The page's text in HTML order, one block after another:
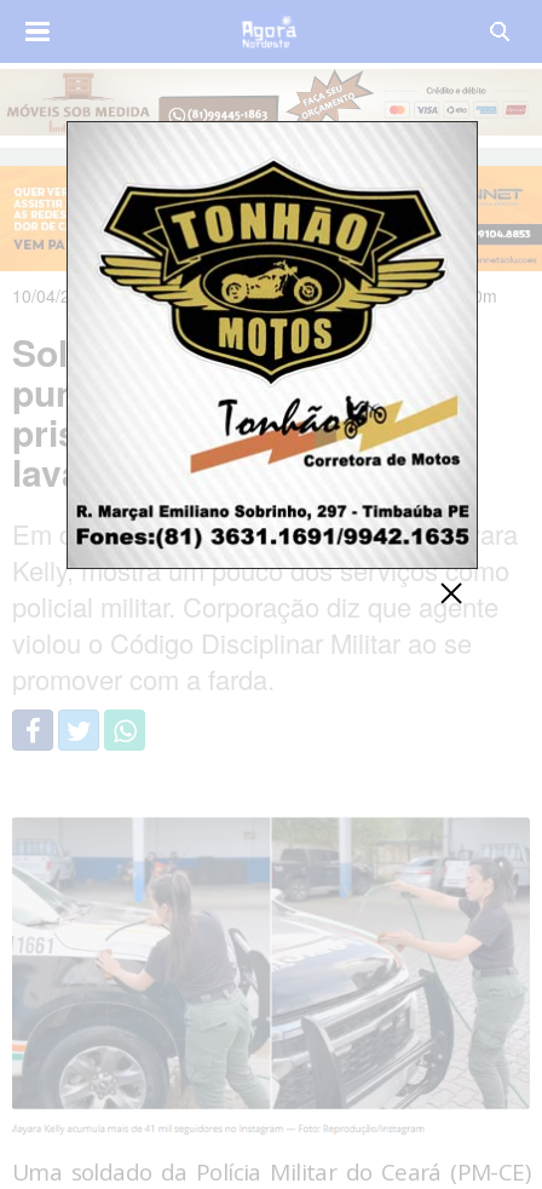
10/04/2025 às 18h33m - Atualizado em 10/04/2025 às 23h00m
Soldado da PM do Ceará é
punida com dois dias de
prisão após postar vídeo
lavando viatura
Em dois dos vídeos, a soldado PM, Mayara
Kelly, mostra um pouco dos serviços como
policial militar. Corporação diz que agente
violou o Código Disciplinar Militar ao se
promover com a farda.
Uma soldado da Polícia Militar do Ceará (PM-CE)